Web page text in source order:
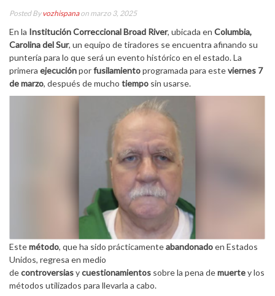
Posted Byvozhispanaon marzo 3, 2025
En la Institución Correccional Broad River, ubicada en Columbia,
Carolina del Sur, un equipo de tiradores se encuentra afinando su
puntería para lo que será un evento histórico en el estado. La
primera ejecuciónporfusilamientoprogramada para esteviernes 7
de marzo, después de mucho tiempo sin usarse.
Estemétodo, que ha sido prácticamenteabandonadoen Estados
Unidos, regresa en medio
decontroversiasycuestionamientos sobre la pena demuertey los
métodos utilizados para llevarla a cabo.